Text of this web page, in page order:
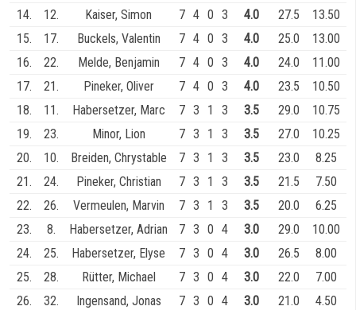
14.
12. Kaiser, Simon 7 4 0 3 4.0 27.5
13.50
15.
17. Buckels, Valentin 7 4 0 3 4.0 25.0
13.00
16.
22. Melde, Benjamin 7 4 0 3 4.0 24.0
11.00
17.
21. Pineker, Oliver 7 4 0 3 4.0 23.5
10.50
18.
11. Habersetzer, Marc 7 3 1 3 3.5 29.0
10.75
19.
23. Minor, Lion 7 3 1 3 3.5 27.0
10.25
20.
10. Breiden, Chrystable 7 3 1 3 3.5 23.0
8.25
21.
24. Pineker, Christian 7 3 1 3 3.5 21.5
7.50
22.
26. Vermeulen, Marvin 7 3 1 3 3.5 20.0
6.25
23.
8. Habersetzer, Adrian 7 3 0 4 3.0 29.0
10.00
24.
25. Habersetzer, Elyse 7 3 0 4 3.0 26.5
8.00
25.
28. Rütter, Michael 7 3 0 4 3.0 22.0
7.00
26.
32. Ingensand, Jonas 7 3 0 4 3.0 21.0
4.50